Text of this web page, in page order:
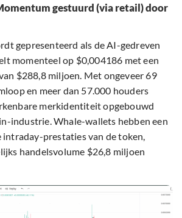
gestuurd (via retail) door
gepresenteerd als de AI-gedreven
momenteel op $0,004186 met een
$288,8 miljoen. Met ongeveer 69
en meer dan 57.000 houders
merkidentiteit opgebouwd
industrie. Whale-wallets hebben een
prestaties van de token,
handelsvolume $26,8 miljoen